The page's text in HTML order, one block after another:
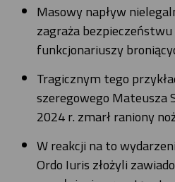
Masowy napływ
zagraża bezpieczeństwu
funkcjonariuszy
Tragicznym tego
szeregowego Mateusza
2024 r. zmarł raniony
W reakcji na to
Ordo Iuris złożyli